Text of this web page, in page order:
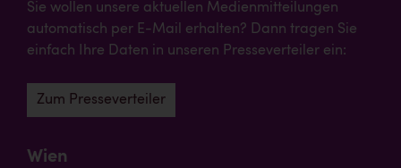
Sie wollen unsere aktuellen Medienmitteilungen
automatisch per E-Mail erhalten? Dann tragen Sie
einfach Ihre Daten in unseren Presseverteiler ein:
Zum Presseverteiler
Wien